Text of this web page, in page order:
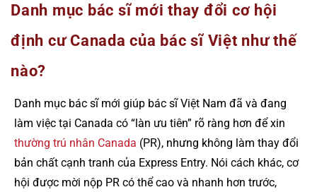
Danh mục bác sĩ mới thay đổi cơ hội
định cư Canada của bác sĩ Việt như thế
nào?
Danh mục bác sĩ mới giúp bác sĩ Việt Nam đã và đang
làm việc tại Canada có “làn ưu tiên” rõ ràng hơn để xin
thường trú nhân Canada (PR), nhưng không làm thay đổi
bản chất cạnh tranh của Express Entry. Nói cách khác, cơ
hội được mời nộp PR có thể cao và nhanh hơn trước,